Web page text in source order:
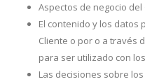
Aspectos de negocio del
El contenido y los datos
Cliente o por o a través
para ser utilizado con
Las decisiones sobre